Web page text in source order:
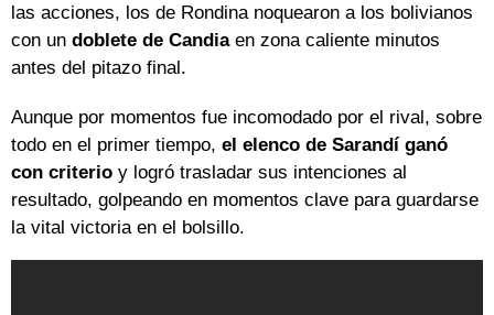
las acciones, los de Rondina noquearon a los bolivianos
con un doblete de Candia en zona caliente minutos
antes del pitazo final.
Aunque por momentos fue incomodado por el rival, sobre
todo en el primer tiempo, el elenco de Sarandí ganó
con criterio y logró trasladar sus intenciones al
resultado, golpeando en momentos clave para guardarse
la vital victoria en el bolsillo.